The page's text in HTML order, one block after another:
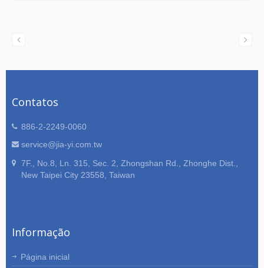
Contatos
886-2-2249-0060
service@jia-yi.com.tw
7F., No.8, Ln. 315, Sec. 2, Zhongshan Rd., Zhonghe Dist.,
New Taipei City 23558, Taiwan
Informação
Página inicial